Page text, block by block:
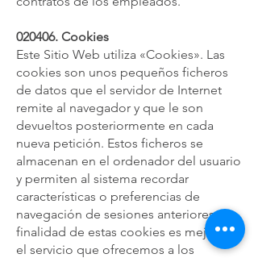
020406. Cookies
Este Sitio Web utiliza «Cookies». Las
cookies son unos pequeños ficheros
de datos que el servidor de Internet
remite al navegador y que le son
devueltos posteriormente en cada
nueva petición. Estos ficheros se
almacenan en el ordenador del usuario
y permiten al sistema recordar
características o preferencias de
navegación de sesiones anteriores. La
finalidad de estas cookies es mejorar
el servicio que ofrecemos a los